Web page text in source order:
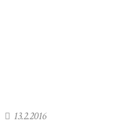
13.2.2016